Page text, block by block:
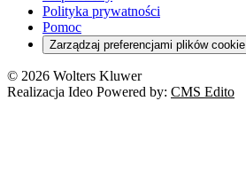
Deregulacja
Cyberbezpieczeństwo
Franczyza
Prawo autorskie
Orzeczenia
RODO
Polityka prywatności
Pomoc
Zarządzaj preferencjami plików cookie
© 2026 Wolters Kluwer
Realizacja Ideo Powered by: CMS Edito